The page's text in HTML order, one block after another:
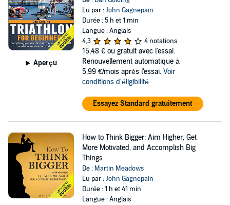
Aperçu
Lu par :John Gagnepain
Durée : 5 h et 1 min
Langue : Anglais
4,3
4 notations
15,48 € ou gratuit avec l'essai.
Renouvellement automatique à
5,99 €/mois après l'essai. Voir
conditions d'éligibilité
Essayez Standard gratuitement
How to Think Bigger: Aim Higher, Get
More Motivated, and Accomplish Big
Things
De : Martin Meadows
Lu par :John Gagnepain
Durée : 1 h et 41 min
Langue : Anglais